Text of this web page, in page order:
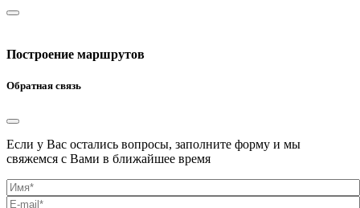
Построение маршрутов
Обратная связь
Если у Вас остались вопросы, заполните форму и мы
свяжемся с Вами в ближайшее время